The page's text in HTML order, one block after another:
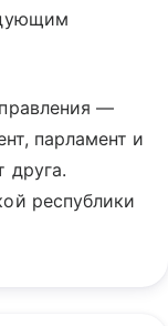
—
парламент и
друга.
республики